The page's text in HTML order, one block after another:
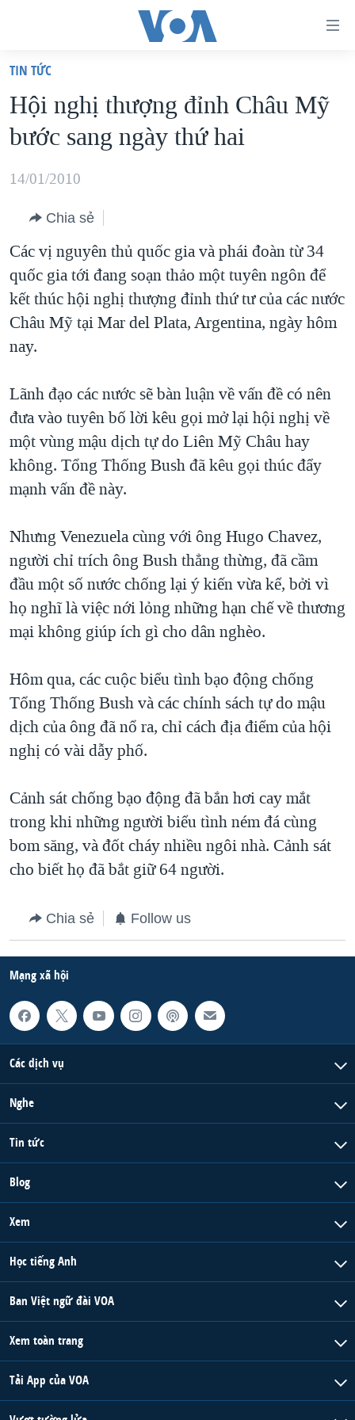
truy
cập
Tới
dung
chính
điều
hướng
chính
Đi
tới
VIỆT NAM
HOA KỲ
BIỂN ĐÔNG
BLOG
DIỄN ĐÀN
MỤC
TỰ DO BÁO CHÍ
VẠCH TRẦN TIN GIẢ
ĐỜI SỐNG
KHOA HỌC
SỨC KHOẺ
THỂ THAO
CHUYÊN ĐỀ
CHIẾN TRANH THƯƠNG MẠI CỦA MỸ: QUÁ KHỨ VÀ HIỆN
HÀNH TRÌNH BẦU CỬ 2024
MỘT NĂM CHIẾN TRANH TẠI DẢI GAZA
GIẢI MÃ VÀNH ĐAI & CON ĐƯỜNG
NGÀY TỊ NẠN THẾ GIỚI
TRỊNH VĨNH BÌNH - NGƯỜI HẠ 'BÊN THẮNG CUỘC'
GROUND ZERO – XƯA VÀ NAY
CHI PHÍ CHIẾN TRANH AFGHANISTAN
CÁC GIÁ TRỊ CỘNG HÒA Ở VIỆT NAM
THƯỢNG ĐỈNH TRUMP-KIM TẠI VIỆT NAM
TRỊNH VĨNH BÌNH VS. CHÍNH PHỦ VIỆT NAM
NGƯ DÂN VIỆT VÀ LÀN SÓNG TRỘM HẢI SÂM
BÊN KIA QUỐC LỘ: TIẾNG VỌNG TỪ NÔNG THÔN MỸ
QUAN HỆ VIỆT MỸ
HỌC TIẾNG ANH
NGHE
MẠNG XÃ HỘI
TIN TỨC
Hội nghị thượng đỉnh Châu Mỹ
bước sang ngày thứ hai
14/01/2010
Chia sẻ
Các vị nguyên thủ quốc gia và phái đoàn từ 34
quốc gia tới đang soạn thảo một tuyên ngôn để
kết thúc hội nghị thượng đỉnh thứ tư của các nước
Châu Mỹ tại Mar del Plata, Argentina, ngày hôm
nay.
Lãnh đạo các nước sẽ bàn luận về vấn đề có nên
đưa vào tuyên bố lời kêu gọi mở lại hội nghị về
một vùng mậu dịch tự do Liên Mỹ Châu hay
không. Tổng Thống Bush đã kêu gọi thúc đẩy
mạnh vấn đề này.
Nhưng Venezuela cùng với ông Hugo Chavez,
người chỉ trích ông Bush thẳng thừng, đã cầm
đầu một số nước chống lại ý kiến vừa kể, bởi vì
họ nghĩ là việc nới lỏng những hạn chế về thương
mại không giúp ích gì cho dân nghèo.
Hôm qua, các cuộc biểu tình bạo động chống
Tổng Thống Bush và các chính sách tự do mậu
dịch của ông đã nổ ra, chỉ cách địa điểm của hội
nghị có vài dẫy phố.
Cảnh sát chống bạo động đã bắn hơi cay mắt
trong khi những người biểu tình ném đá cùng
bom săng, và đốt cháy nhiều ngôi nhà. Cảnh sát
cho biết họ đã bắt giữ 64 người.
Chia sẻ Follow us
Mạng xã hội
Các dịch vụ
Nghe
Tin tức
Blog
Xem
Học tiếng Anh
Ban Việt ngữ đài VOA
Xem toàn trang
Tải App của VOA